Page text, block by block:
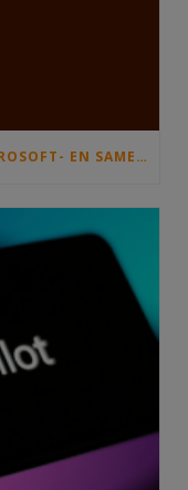
CROWE VERSNELT GROEI VAN MICROSOFT- EN SAMENWERKINGSDIENSTEN MET OVERNAME VAN C)SOLUTIONS